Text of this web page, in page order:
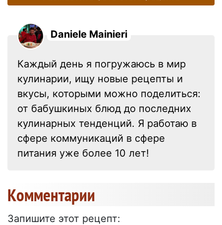
Daniele Mainieri
Каждый день я погружаюсь в мир
кулинарии, ищу новые рецепты и
вкусы, которыми можно поделиться:
от бабушкиных блюд до последних
кулинарных тенденций. Я работаю в
сфере коммуникаций в сфере
питания уже более 10 лет!
Kомментарии
Запишите этот рецепт: